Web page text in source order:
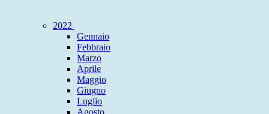
2022
Gennaio
Febbraio
Marzo
Aprile
Maggio
Giugno
Luglio